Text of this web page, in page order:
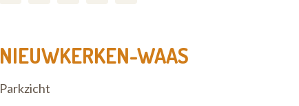
NIEUWKERKEN-WAAS
Parkzicht